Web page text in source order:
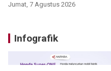
Jumat, 7 Agustus 2026
Infografik